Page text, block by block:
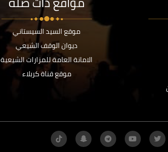
موقع السيد السيستاني
ديوان الوقف الشيعي
الامانة العامة للمزارات الشيعية
موقع قناة كربلاء